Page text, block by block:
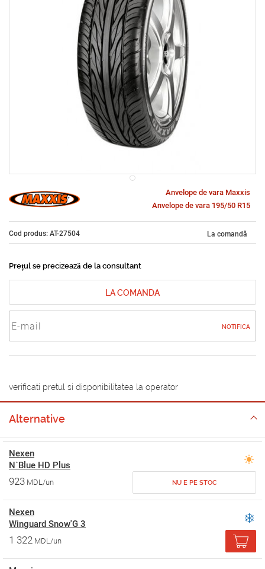
Anvelope de vara Maxxis
Anvelope de vara 195/50 R15
Cod produs: AT-27504 La comandă
Prețul se precizează de la consultant
LA COMANDA
NOTIFICA
verificati pretul si disponibilitatea la operator
Alternative
Nexen
N`Blue HD Plus
923 MDL/un NU E PE STOC
Nexen
Winguard Snow'G 3
1 322 MDL/un